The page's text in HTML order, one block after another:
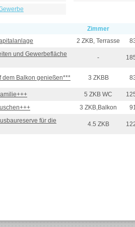
Zimmer
2 ZKB, Terrasse
und Gewerbefläche
-
dem Balkon genießen*** 3 ZKBB
5 ZKB WC
3 ZKB,Balkon
für die
4.5 ZKB